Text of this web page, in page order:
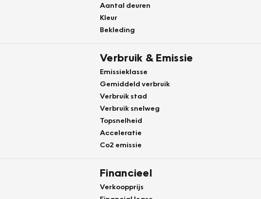
Aantal deuren
Kleur
Bekleding
Verbruik & Emissie
Emissieklasse
Gemiddeld verbruik
Verbruik stad
Verbruik snelweg
Topsnelheid
Acceleratie
Co2 emissie
Financieel
Verkoopprijs